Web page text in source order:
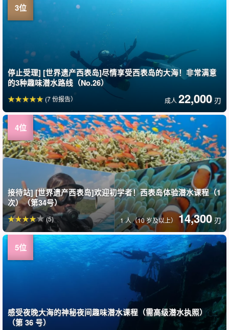
停止受理] [世界遗产西表岛]尽情享受西表岛的大海！非常满意
的3种趣味潜水路线（No.26）
成人 22,000 刃
(7 份报告）
接待站] [世界遗产西表岛]欢迎初学者！西表岛体验潜水课程（1
次）（第34号）
1 人（10 岁及以上） 14,300 刃
(5)
感受夜晚大海的神秘夜间趣味潜水课程（需高级潜水执照）
（第 36 号）